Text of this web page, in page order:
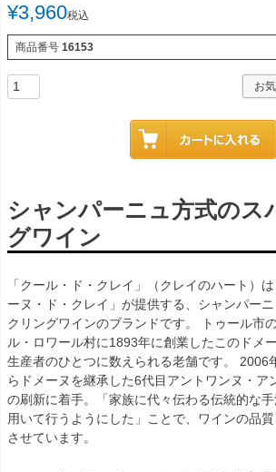
¥3,960税込
商品番号 16153
お
シャンパーニュ方式のス
グワイン
「クール・ド・クレイ」（クレイのハート）
ーヌ・ド・クレイ」が提供する、シャンパー
クリングワインのブランドです。 トゥール市
ル・ロワール村に1893年に創業したこのドメ
生産者のひとつに数えられる老舗です。 2006
らドメーヌを継承した6代目アントワンヌ・ア
の刷新に着手。「家族に代々伝わる伝統的な
用いて行うようにした」ことで、ワインの品
させています。